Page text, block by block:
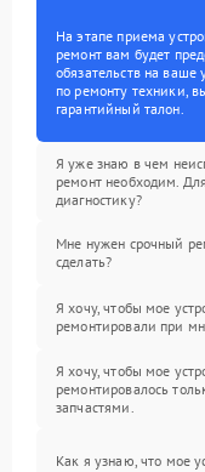
На этапе приема
ремонт вам будет
обязательств на ваше
по ремонту техники,
гарантийный талон.
Я уже знаю в чем
ремонт необходим.
диагностику?
Мне нужен срочный
сделать?
Я хочу, чтобы мое
ремонтировали при
Я хочу, чтобы мое
ремонтировалось
запчастями.
Как я узнаю, что мое